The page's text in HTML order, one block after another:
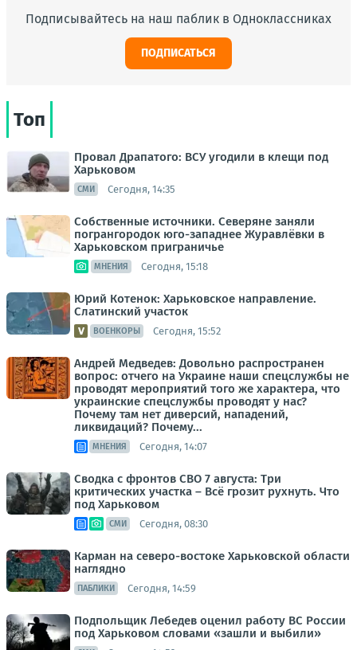
Подписывайтесь на наш паблик в Одноклассниках
ПОДПИСАТЬСЯ
Топ
Провал Драпатого: ВСУ угодили в клещи под
Харьковом
СМИ Сегодня, 14:35
Собственные источники. Северяне заняли
погрангородок юго-западнее Журавлёвки в
Харьковском приграничье
МНЕНИЯ Сегодня, 15:18
Юрий Котенок: Харьковское направление.
Слатинский участок
ВОЕНКОРЫ Сегодня, 15:52
Андрей Медведев: Довольно распространен
вопрос: отчего на Украине наши спецслужбы не
проводят мероприятий того же характера, что
украинские спецслужбы проводят у нас?
Почему там нет диверсий, нападений,
ликвидаций? Почему...
МНЕНИЯ Сегодня, 14:07
Сводка с фронтов СВО 7 августа: Три
критических участка – Всё грозит рухнуть. Что
под Харьковом
СМИ Сегодня, 08:30
Карман на северо-востоке Харьковской области
наглядно
ПАБЛИКИ Сегодня, 14:59
Подпольщик Лебедев оценил работу ВС России
под Харьковом словами «зашли и выбили»